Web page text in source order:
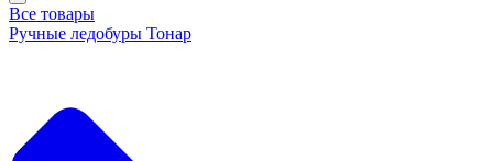
Все товары
Ручные ледобуры Тонар